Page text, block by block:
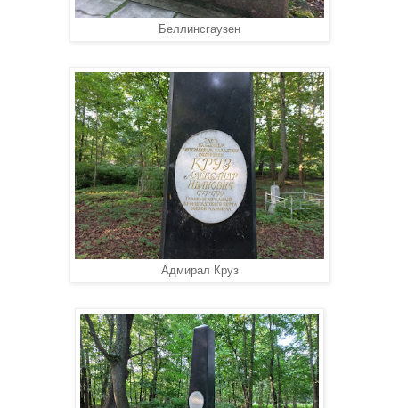
Беллинсгаузен
Адмирал Круз